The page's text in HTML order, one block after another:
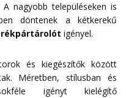
nagyobb településeken is
döntenek a kétkerekű
igényel.
és kiegészítők között
Méretben, stílusban és
igényt kielégítő